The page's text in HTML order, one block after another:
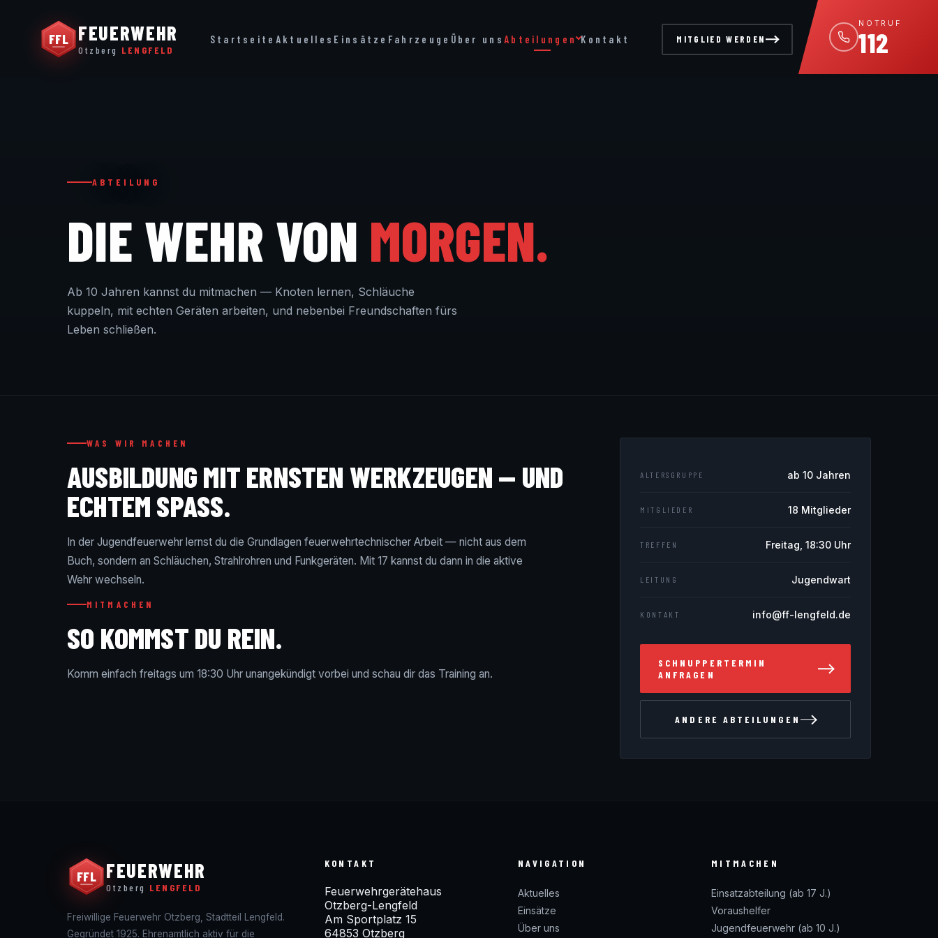
FFL FEUERWEHR
Otzberg LENGFELD
Startseite Aktuelles Einsätze Fahrzeuge Über uns Abteilungen Kontakt MITGLIED WERDEN
NOTRUF
112
ABTEILUNG
DIE WEHR VON MORGEN.
Ab 10 Jahren kannst du mitmachen — Knoten lernen, Schläuche
kuppeln, mit echten Geräten arbeiten, und nebenbei Freundschaften fürs
Leben schließen.
WAS WIR MACHEN
AUSBILDUNG MIT ERNSTEN WERKZEUGEN — UND
ECHTEM SPASS.
In der Jugendfeuerwehr lernst du die Grundlagen feuerwehrtechnischer Arbeit — nicht aus dem
Buch, sondern an Schläuchen, Strahlrohren und Funkgeräten. Mit 17 kannst du dann in die aktive
Wehr wechseln.
MITMACHEN
SO KOMMST DU REIN.
Komm einfach freitags um 18:30 Uhr unangekündigt vorbei und schau dir das Training an.
ALTERSGRUPPE ab 10 Jahren
MITGLIEDER 18 Mitglieder
TREFFEN Freitag, 18:30 Uhr
LEITUNG Jugendwart
KONTAKT info@ff-lengfeld.de
SCHNUPPERTERMIN
ANFRAGEN
ANDERE ABTEILUNGEN
FFL FEUERWEHR
Otzberg LENGFELD
Freiwillige Feuerwehr Otzberg, Stadtteil Lengfeld.
Gegründet 1925. Ehrenamtlich aktiv für die
KONTAKT
Feuerwehrgerätehaus
Otzberg-Lengfeld
Am Sportplatz 15
64853 Otzberg
NAVIGATION
Aktuelles
Einsätze
Über uns
MITMACHEN
Einsatzabteilung (ab 17 J.)
Voraushelfer
Jugendfeuerwehr (ab 10 J.)